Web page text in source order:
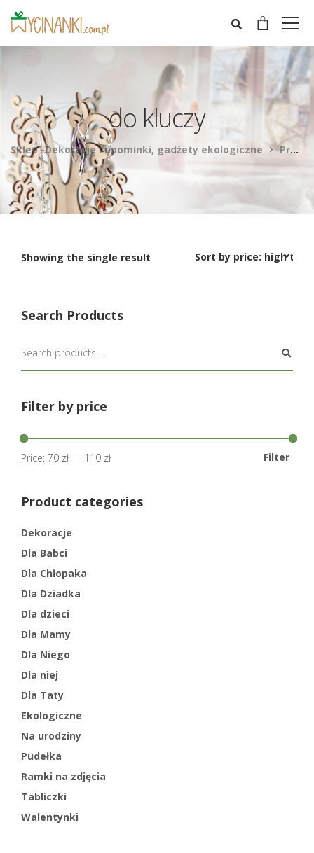
do kluczy
Sklep -Dekoracje i upominki, gadżety ekologiczne Products
Showing the single result
Search Products
Filter by price
Filter
Price: 70 zł — 110 zł
Product categories
Dekoracje
Dla Babci
Dla Chłopaka
Dla Dziadka
Dla dzieci
Dla Mamy
Dla Niego
Dla niej
Dla Taty
Ekologiczne
Na urodziny
Pudełka
Ramki na zdjęcia
Tabliczki
Walentynki